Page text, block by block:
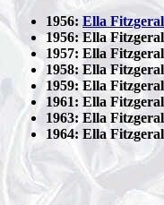
1956: Ella
1956: Ella
1957: Ella
1958: Ella
1959: Ella
1961: Ella
1963: Ella
1964: Ella